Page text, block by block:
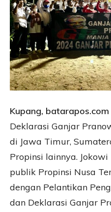
Kupang, batarapos.com
Deklarasi Ganjar
di Jawa Timur,
Propinsi lainnya.
publik Propinsi Nusa
dengan Pelantikan
dan Deklarasi Ganjar